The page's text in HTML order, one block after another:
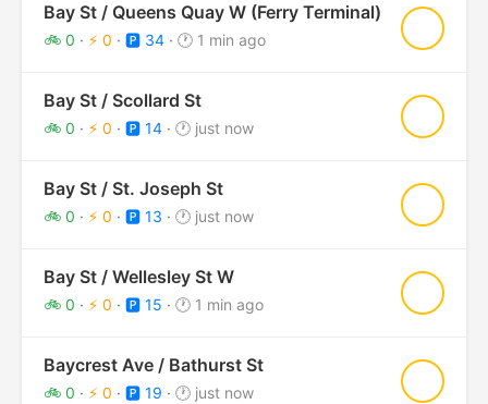
Bay St / Queens Quay W (Ferry Terminal)
🚲 0 · ⚡ 0 · 🅿️ 34 · 🕐 1 min ago
Bay St / Scollard St
🚲 0 · ⚡ 0 · 🅿️ 14 · 🕐 just now
Bay St / St. Joseph St
🚲 0 · ⚡ 0 · 🅿️ 13 · 🕐 just now
Bay St / Wellesley St W
🚲 0 · ⚡ 0 · 🅿️ 15 · 🕐 1 min ago
Baycrest Ave / Bathurst St
🚲 0 · ⚡ 0 · 🅿️ 19 · 🕐 just now